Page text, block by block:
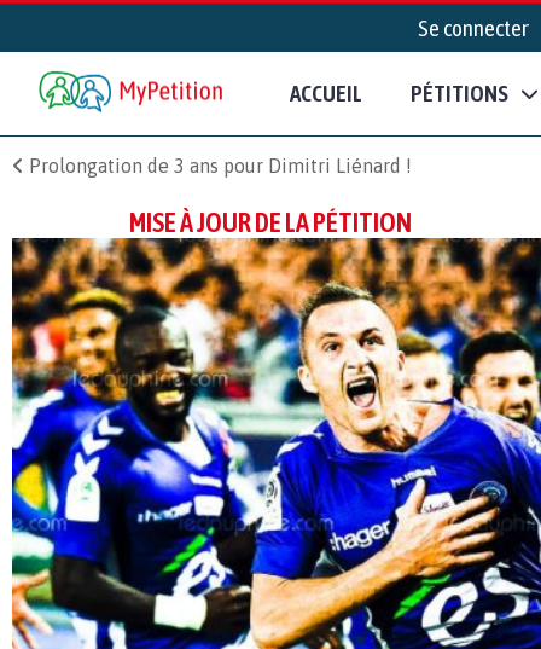
Se connecter
ACCUEIL PÉTITIONS
Prolongation de 3 ans pour Dimitri Liénard !
MISE À JOUR DE LA PÉTITION